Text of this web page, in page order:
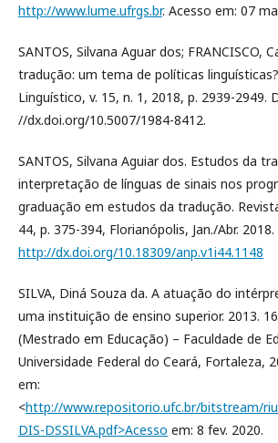
http://www.lume.ufrgs.br. Acesso em: 07
SANTOS, Silvana Aguar dos; FRANCISCO,
tradução: um tema de políticas
Linguístico, v. 15, n. 1, 2018, p. 2939-2949.
//dx.doi.org/10.5007/1984-8412.
SANTOS, Silvana Aguiar dos. Estudos da
interpretação de línguas de sinais nos
graduação em estudos da tradução.
44, p. 375-394, Florianópolis, Jan./Abr. 2018.
http://dx.doi.org/10.18309/anp.v1i44.1148
SILVA, Diná Souza da. A atuação do
uma instituição de ensino superior. 2013.
(Mestrado em Educação) – Faculdade de
Universidade Federal do Ceará, Fortaleza,
em:
<http://www.repositorio.ufc.br/bitstream/
DIS-DSSILVA.pdf>Acesso em: 8 fev. 2020.